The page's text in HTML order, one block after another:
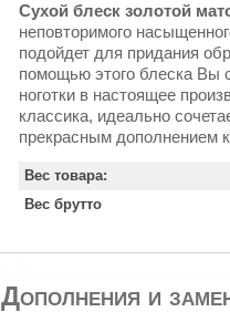
Сухой блеск золотой
неповторимого
подойдет для придания
помощью этого блеска Вы
ноготки в настоящее
классика, идеально
прекрасным дополнением
Вес товара:
Вес брутто
Дополнения и